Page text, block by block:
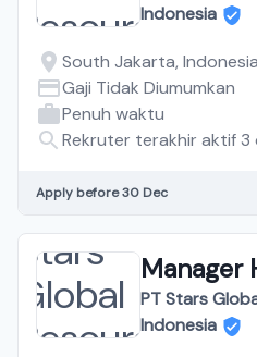
Indonesia
South Jakarta, Indonesia
Gaji Tidak Diumumkan
Penuh waktu
Rekruter terakhir aktif 3
Apply before 30 Dec
Manager
PT Stars
Indonesia